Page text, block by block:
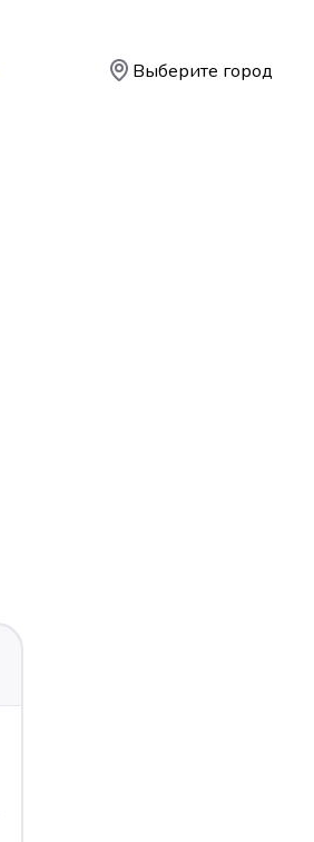
Выберите город